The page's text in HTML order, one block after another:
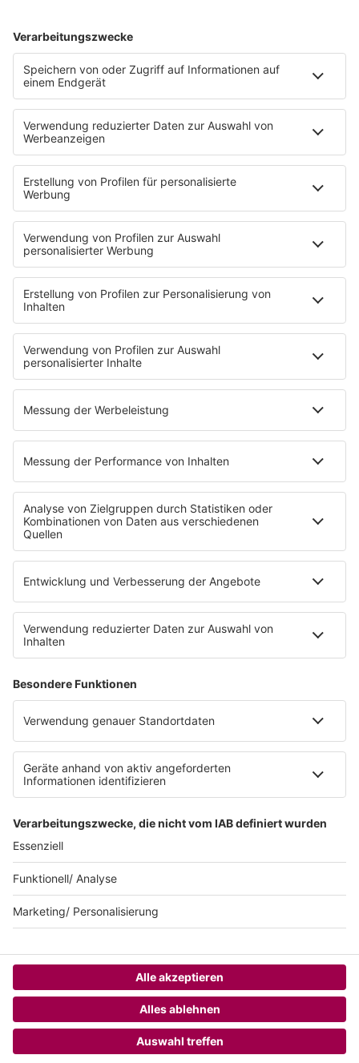
SA., 6. SEPT. 25, SEASIDE BEACH BALDENEY, ESSEN
HOME
PROGRAMM
Sendeplan
DJs
Playlist
MUSIC
Streams
Album der Woche
News
Highlights
Charts
EVENTS
Kontakt
Newsletter
Empfang
sunshine live App
werben bei SUNSHINE LIVE
SERVICE
Datenschutz
Datenschutzerklärung zur sunshine live App
Impressum
Teilnahmebedingungen
SUNSHINE LIVE 24/7 ELECTRONIC
© sunshine live / realisiert auf Basis von resc.web, dem CMS von resc.